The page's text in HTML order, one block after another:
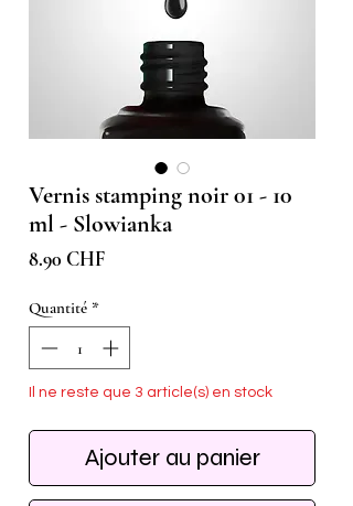
Vernis stamping noir 01 - 10
ml - Slowianka
8.90 CHFPrix
Quantité *
Il ne reste que 3 article(s) en stock
Ajouter au panier